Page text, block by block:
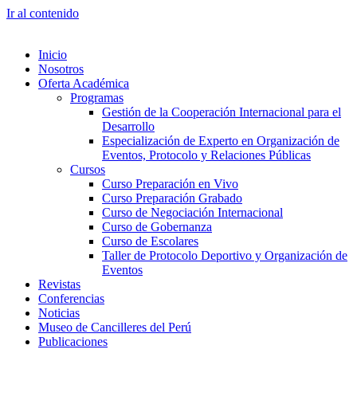
Ir al contenido
Inicio
Nosotros
Oferta Académica
Programas
Gestión de la Cooperación Internacional para el
Desarrollo
Especialización de Experto en Organización de
Eventos, Protocolo y Relaciones Públicas
Cursos
Curso Preparación en Vivo
Curso Preparación Grabado
Curso de Negociación Internacional
Curso de Gobernanza
Curso de Escolares
Taller de Protocolo Deportivo y Organización de
Eventos
Revistas
Conferencias
Noticias
Museo de Cancilleres del Perú
Publicaciones